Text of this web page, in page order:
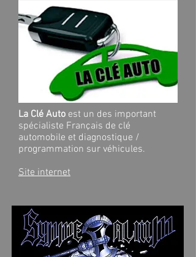
La Clé Auto est un des important
spécialiste Français de clé
automobile et diagnostique /
programmation sur véhicules.
Site internet